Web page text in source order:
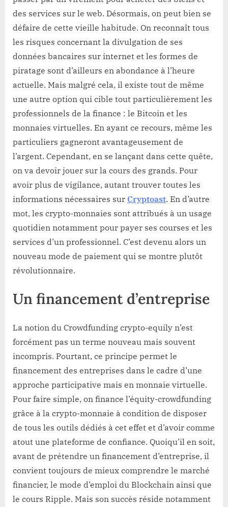
des services sur le web. Désormais, on peut bien se
défaire de cette vieille habitude. On reconnaît tous
les risques concernant la divulgation de ses
données bancaires sur internet et les formes de
piratage sont d’ailleurs en abondance à l’heure
actuelle. Mais malgré cela, il existe tout de même
une autre option qui cible tout particulièrement les
professionnels de la finance : le Bitcoin et les
monnaies virtuelles. En ayant ce recours, même les
particuliers gagneront avantageusement de
l’argent. Cependant, en se lançant dans cette quête,
on va devoir jouer sur la cours des grands. Pour
avoir plus de vigilance, autant trouver toutes les
informations nécessaires sur Cryptoast. En d’autre
mot, les crypto-monnaies sont attribués à un usage
quotidien notamment pour payer ses courses et les
services d’un professionnel. C’est devenu alors un
nouveau mode de paiement qui se montre plutôt
révolutionnaire.
Un financement d’entreprise
La notion du Crowdfunding crypto-equily n’est
forcément pas un terme nouveau mais souvent
incompris. Pourtant, ce principe permet le
financement des entreprises dans le cadre d’une
approche participative mais en monnaie virtuelle.
Pour faire simple, on finance l’équity-crowdfunding
grâce à la crypto-monnaie à condition de disposer
de tous les outils dédiés à cet effet et d’avoir comme
atout une plateforme de confiance. Quoiqu’il en soit,
avant de prétendre un financement d’entreprise, il
convient toujours de mieux comprendre le marché
financier, le mode d’emploi du Blockchain ainsi que
le cours Ripple. Mais son succès réside notamment